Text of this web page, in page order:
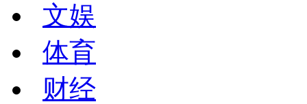
文娱
体育
财经